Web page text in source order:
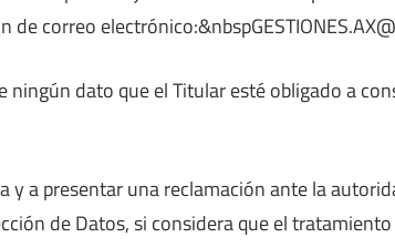
de correo electrónico:&
ningún dato que el Titular esté obligado a
y a presentar una reclamación ante la
de Datos, si considera que el